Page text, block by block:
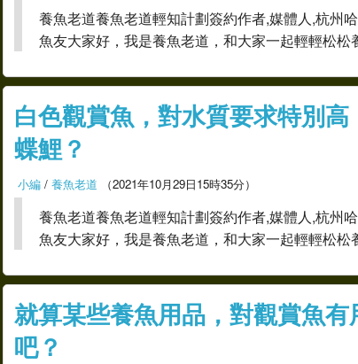
養魚老道養魚老道輕知計劃簽約作者,媒體人,杭州
魚友大家好，我是養魚老道，和大家一起輕輕松松
白色觀賞魚，對水質要求特別
蝶鯉？
小編 / 養魚老道 （2021年10月29日15時35分）
養魚老道養魚老道輕知計劃簽約作者,媒體人,杭州
魚友大家好，我是養魚老道，和大家一起輕輕松松
就算某些養魚用品，對觀賞魚
吧？